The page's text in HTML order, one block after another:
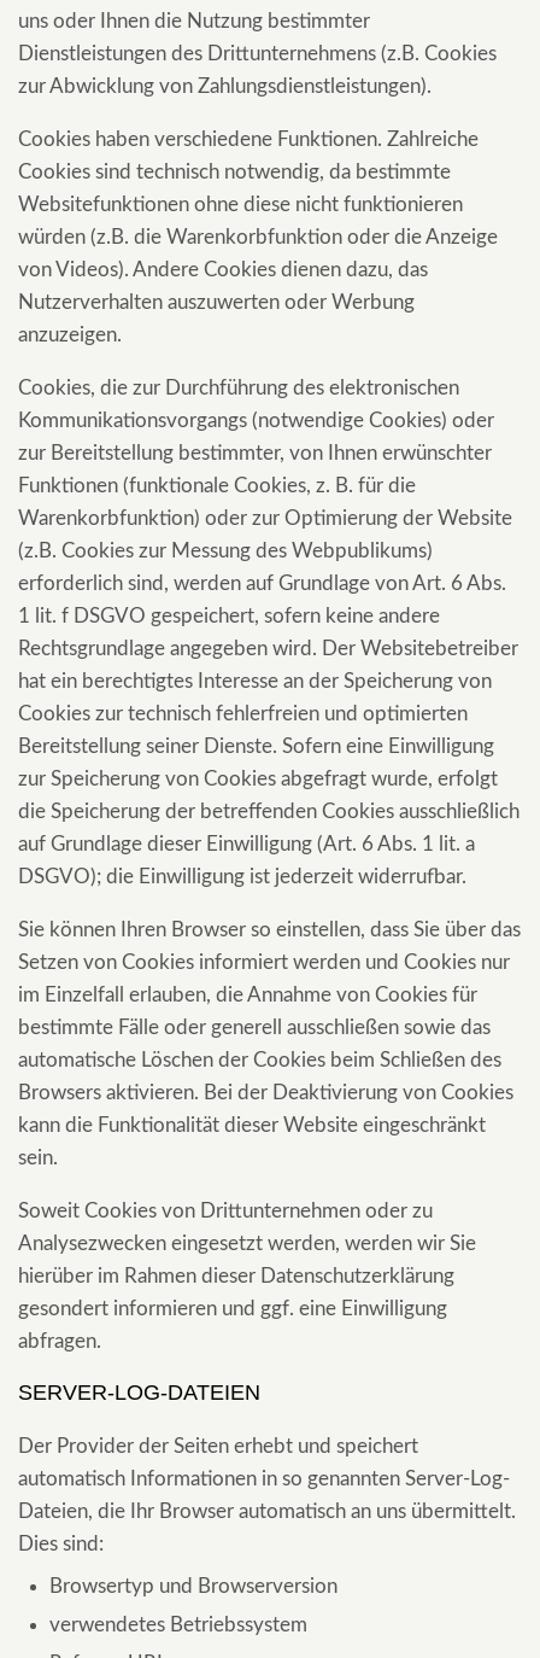
uns oder Ihnen die Nutzung bestimmter
Dienstleistungen des Drittunternehmens (z.B. Cookies
zur Abwicklung von Zahlungsdienstleistungen).
Cookies haben verschiedene Funktionen. Zahlreiche
Cookies sind technisch notwendig, da bestimmte
Websitefunktionen ohne diese nicht funktionieren
würden (z.B. die Warenkorbfunktion oder die Anzeige
von Videos). Andere Cookies dienen dazu, das
Nutzerverhalten auszuwerten oder Werbung
anzuzeigen.
Cookies, die zur Durchführung des elektronischen
Kommunikationsvorgangs (notwendige Cookies) oder
zur Bereitstellung bestimmter, von Ihnen erwünschter
Funktionen (funktionale Cookies, z. B. für die
Warenkorbfunktion) oder zur Optimierung der Website
(z.B. Cookies zur Messung des Webpublikums)
erforderlich sind, werden auf Grundlage von Art. 6 Abs.
1 lit. f DSGVO gespeichert, sofern keine andere
Rechtsgrundlage angegeben wird. Der Websitebetreiber
hat ein berechtigtes Interesse an der Speicherung von
Cookies zur technisch fehlerfreien und optimierten
Bereitstellung seiner Dienste. Sofern eine Einwilligung
zur Speicherung von Cookies abgefragt wurde, erfolgt
die Speicherung der betreffenden Cookies ausschließlich
auf Grundlage dieser Einwilligung (Art. 6 Abs. 1 lit. a
DSGVO); die Einwilligung ist jederzeit widerrufbar.
Sie können Ihren Browser so einstellen, dass Sie über das
Setzen von Cookies informiert werden und Cookies nur
im Einzelfall erlauben, die Annahme von Cookies für
bestimmte Fälle oder generell ausschließen sowie das
automatische Löschen der Cookies beim Schließen des
Browsers aktivieren. Bei der Deaktivierung von Cookies
kann die Funktionalität dieser Website eingeschränkt
sein.
Soweit Cookies von Drittunternehmen oder zu
Analysezwecken eingesetzt werden, werden wir Sie
hierüber im Rahmen dieser Datenschutzerklärung
gesondert informieren und ggf. eine Einwilligung
abfragen.
SERVER-LOG-DATEIEN
Der Provider der Seiten erhebt und speichert
automatisch Informationen in so genannten Server-Log-
Dateien, die Ihr Browser automatisch an uns übermittelt.
Dies sind:
Browsertyp und Browserversion
verwendetes Betriebssystem